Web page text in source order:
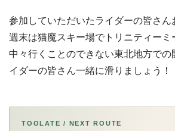
参加していただいたライダーの皆さん
週末は猫魔スキー場でトリニティーミ
中々行くことのできない東北地方での
イダーの皆さん一緒に滑りましょう！
TOOLATE / NEXT ROUTE